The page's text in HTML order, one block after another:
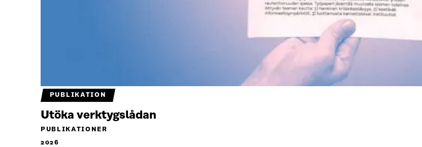
PUBLIKATION
Utöka verktygslådan
PUBLIKATIONER
2026